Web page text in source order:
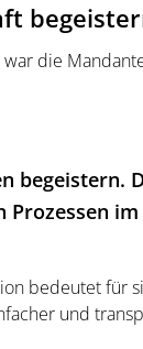
war die
begeistern.
Prozessen
bedeutet für
und